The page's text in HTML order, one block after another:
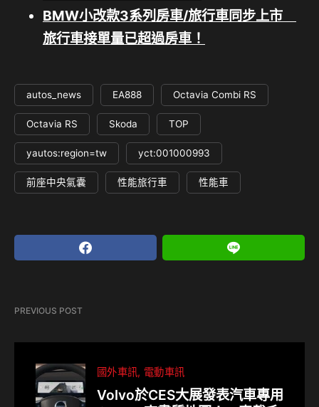
BMW小改款3系列房車/旅行車同步上市
旅行車接單量已超過房車！
autos_news EA888 Octavia Combi RS
Octavia RS Skoda TOP
yautos:region=tw yct:001000993
前座中央氣囊 性能旅行車 性能車
PREVIOUS POST
國外車訊 電動車訊
Volvo於CES大展發表汽車專用